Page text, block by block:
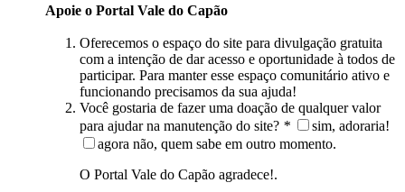
Apoie o Portal Vale do Capão
Oferecemos o espaço do site para divulgação gratuita
com a intenção de dar acesso e oportunidade à todos de
participar. Para manter esse espaço comunitário ativo e
funcionando precisamos da sua ajuda!
Você gostaria de fazer uma doação de qualquer valor
para ajudar na manutenção do site? *
sim, adoraria!
agora não, quem sabe em outro momento.
O Portal Vale do Capão agradece!.